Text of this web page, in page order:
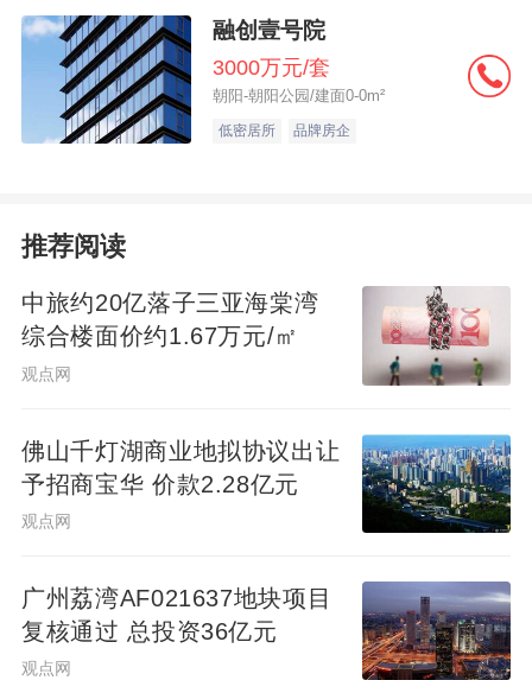
多目的地。未来，我们将始终以消费者需求
为核心，以更贴近本地的产品与服务，发挥
旅行带来的联结力量，助力宾客奔赴心之所
整体来看，万豪2025年全球新增客房近10万
万豪全球开发储备创下新高，涵盖约4100家
酒店、近61万间客房，其中43%的储备客房
处于在建状态（包括待改造客房）。
值得关注的是，临近春节，出游产品预订进
入冲刺阶段。澎湃新闻
示，截至目前，上海佘山世茂艾美酒店除夕
夜（2月16日）的客房预订已接近满房；南通
艾美酒店及南通万怡酒店预计春节期间将满
融创壹号院
3000万元/套
朝阳-朝阳公园/建面0-0m²
低密居所 品牌房企
推荐阅读
中旅约20亿落子三亚海棠湾
综合楼面价约1.67万元/㎡
观点网
佛山千灯湖商业地拟协议出让
予招商宝华 价款2.28亿元
观点网
广州荔湾AF021637地块项目
复核通过 总投资36亿元
观点网